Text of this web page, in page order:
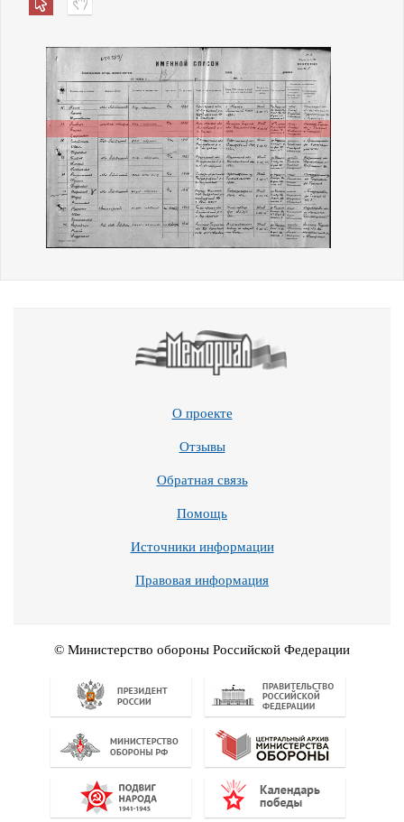
О проекте
Отзывы
Обратная связь
Помощь
Источники информации
Правовая информация
© Министерство обороны Российской Федерации